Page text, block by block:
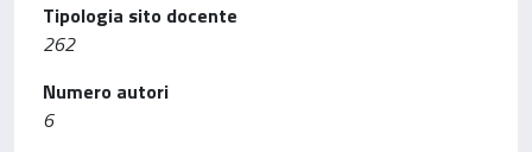
Tipologia sito docente
262
Numero autori
6